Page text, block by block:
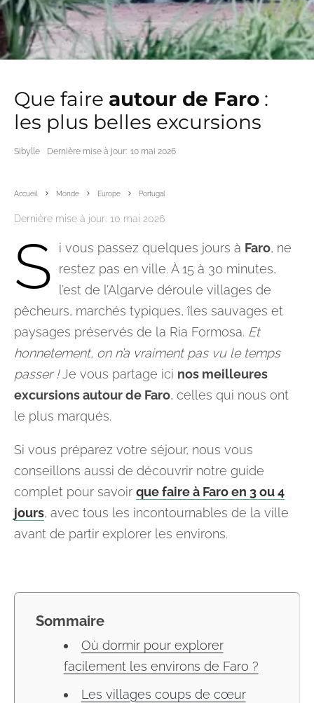
Que faire autour de Faro :
les plus belles excursions
Sibylle Dernière mise à jour: 10 mai 2026
Accueil Monde Europe Portugal
Dernière mise à jour: 10 mai 2026
S i vous passez quelques jours à Faro, ne
restez pas en ville. À 15 à 30 minutes,
l’est de l’Algarve déroule villages de
pêcheurs, marchés typiques, îles sauvages et
paysages préservés de la Ria Formosa. Et
honnetement, on n’a vraiment pas vu le temps
passer !Je vous partage ici nos meilleures
excursions autour de Faro, celles qui nous ont
le plus marqués.
Si vous préparez votre séjour, nous vous
conseillons aussi de découvrir notre guide
complet pour savoir que faire à Faro en 3 ou 4
jours, avec tous les incontournables de la ville
avant de partir explorer les environs.
Sommaire
Où dormir pour explorer
facilement les environs de Faro ?
Les villages coups de cœur